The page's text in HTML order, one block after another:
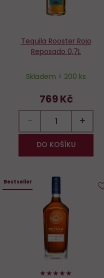
Tequila Rooster Rojo
Reposado 0,7L
Skladem > 200 ks
769 Kč
− +
DO KOŠÍKU
Bestseller
98%